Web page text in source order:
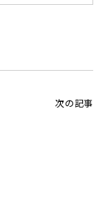
次の記事